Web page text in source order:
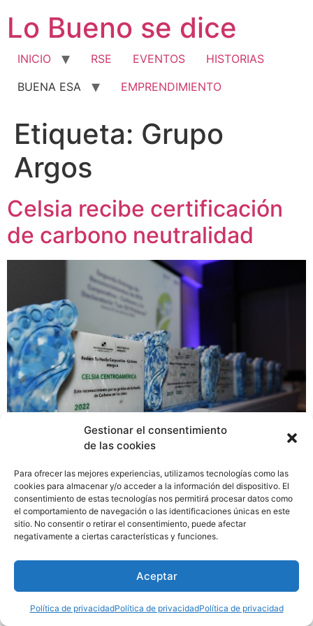
Gestionar el consentimiento
de las cookies
Para ofrecer las mejores experiencias, utilizamos tecnologías como las
cookies para almacenar y/o acceder a la información del dispositivo. El
consentimiento de estas tecnologías nos permitirá procesar datos como
el comportamiento de navegación o las identificaciones únicas en este
sitio. No consentir o retirar el consentimiento, puede afectar
negativamente a ciertas características y funciones.
Aceptar
Política de privacidadPolítica de privacidadPolítica de privacidad
contenido
Lo Bueno se dice
INICIO RSE EVENTOS
HISTORIAS
BUENA ESA
EMPRENDIMIENTO
Etiqueta: Grupo
Argos
Celsia recibe certificación
de carbono neutralidad
Durante los últimos 4 años, Celsia ha reducido la
intensidad de emisiones de C02 en un 76% y hoy la
empresa recibe el reconocimiento del nivel más alto por
la Compensación de su Huella de Carbono, la compañía
busca que el 25% de su matriz energética provenga del